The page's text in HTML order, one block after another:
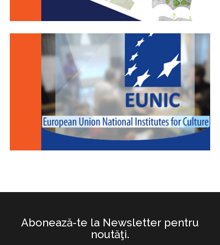
Abonează-te la Newsletter pentru
noutăţi.